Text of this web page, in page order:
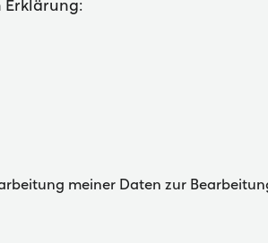
Erklärung:
meiner Daten zur